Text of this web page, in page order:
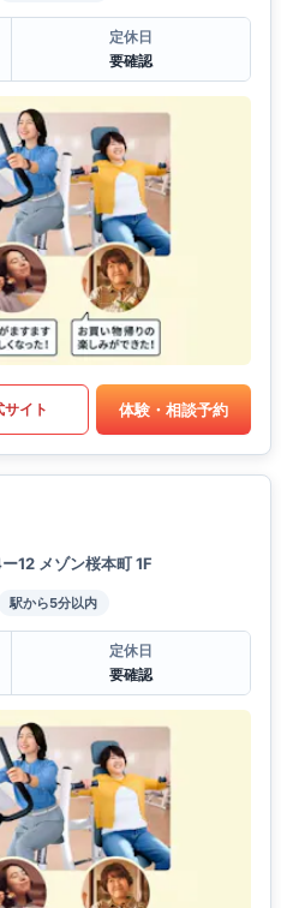
定休日
要確認
サイト 体験・相談予約
12 メゾン桜本町 1F
駅から5分以内
定休日
要確認